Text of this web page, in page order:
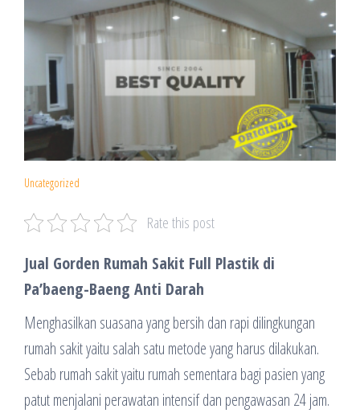
Uncategorized
Rate this post
Jual Gorden Rumah Sakit Full Plastik di
Pa’baeng-Baeng Anti Darah
Menghasilkan suasana yang bersih dan rapi dilingkungan
rumah sakit yaitu salah satu metode yang harus dilakukan.
Sebab rumah sakit yaitu rumah sementara bagi pasien yang
patut menjalani perawatan intensif dan pengawasan 24 jam.